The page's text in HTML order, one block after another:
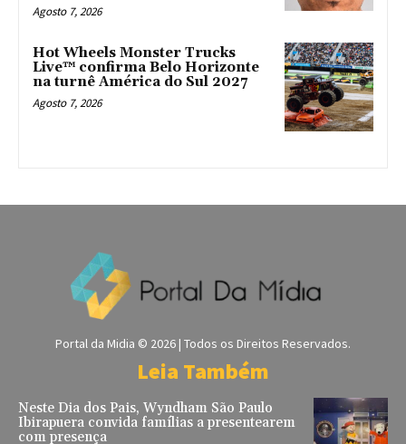
Agosto 7, 2026
Hot Wheels Monster Trucks
Live™ confirma Belo Horizonte
na turnê América do Sul 2027
Agosto 7, 2026
Portal da Midia © 2026 | Todos os Direitos Reservados.
Leia Também
Neste Dia dos Pais, Wyndham São Paulo
Ibirapuera convida famílias a presentearem
com presença